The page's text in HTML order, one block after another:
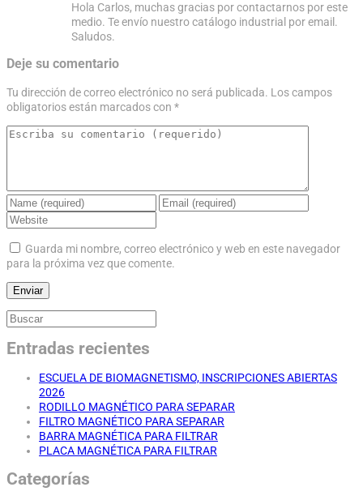
Hola Carlos, muchas gracias por contactarnos por este
medio. Te envío nuestro catálogo industrial por email.
Saludos.
Deje su comentario
Tu dirección de correo electrónico no será publicada. Los campos
obligatorios están marcados con *
Guarda mi nombre, correo electrónico y web en este navegador
para la próxima vez que comente.
Entradas recientes
ESCUELA DE BIOMAGNETISMO, INSCRIPCIONES ABIERTAS
2026
RODILLO MAGNÉTICO PARA SEPARAR
FILTRO MAGNÉTICO PARA SEPARAR
BARRA MAGNÉTICA PARA FILTRAR
PLACA MAGNÉTICA PARA FILTRAR
Categorías